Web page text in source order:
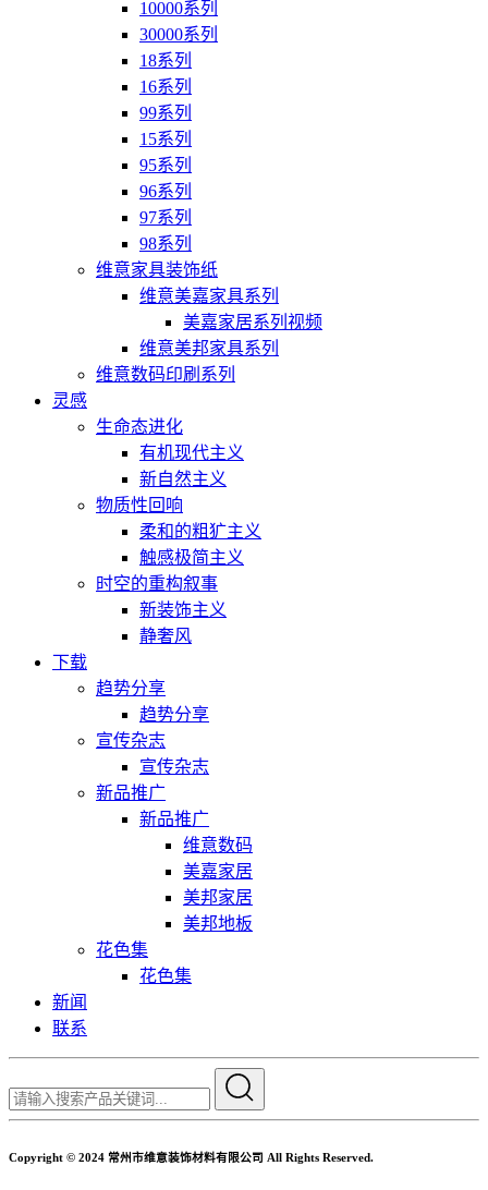
10000系列
30000系列
18系列
16系列
99系列
15系列
95系列
96系列
97系列
98系列
维意家具装饰纸
维意美嘉家具系列
美嘉家居系列视频
维意美邦家具系列
维意数码印刷系列
灵感
生命态进化
有机现代主义
新自然主义
物质性回响
柔和的粗犷主义
触感极简主义
时空的重构叙事
新装饰主义
静奢风
下载
趋势分享
趋势分享
宣传杂志
宣传杂志
新品推广
新品推广
维意数码
美嘉家居
美邦家居
美邦地板
花色集
花色集
新闻
联系
Copyright © 2024 常州市维意装饰材料有限公司 All Rights Reserved.